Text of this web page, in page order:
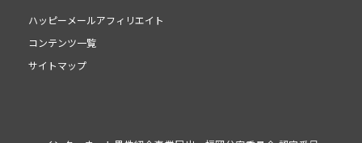
ハッピーメールアフィリエイト
コンテンツ一覧
サイトマップ